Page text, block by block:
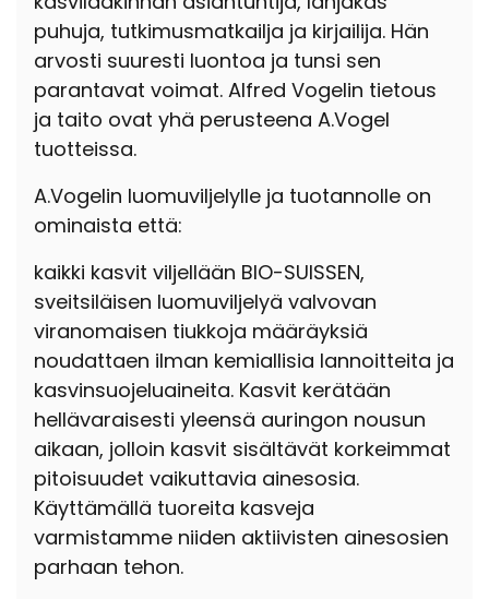
puhuja, tutkimusmatkailja ja kirjailija. Hän
arvosti suuresti luontoa ja tunsi sen
parantavat voimat. Alfred Vogelin tietous
ja taito ovat yhä perusteena A.Vogel
tuotteissa.
A.Vogelin luomuviljelylle ja tuotannolle on
ominaista että:
kaikki kasvit viljellään BIO-SUISSEN,
sveitsiläisen luomuviljelyä valvovan
viranomaisen tiukkoja määräyksiä
noudattaen ilman kemiallisia lannoitteita ja
kasvinsuojeluaineita. Kasvit kerätään
hellävaraisesti yleensä auringon nousun
aikaan, jolloin kasvit sisältävät korkeimmat
pitoisuudet vaikuttavia ainesosia.
Käyttämällä tuoreita kasveja
varmistamme niiden aktiivisten ainesosien
parhaan tehon.